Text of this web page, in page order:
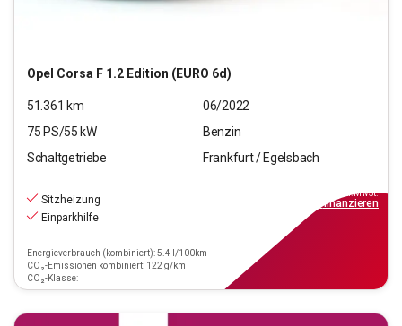
Opel Corsa F 1.2 Edition (EURO 6d)
51.361 km
06/2022
75 PS/55 kW
Benzin
Schaltgetriebe
Frankfurt / Egelsbach
Sitzheizung
Einparkhilfe
Energieverbrauch (kombiniert): 5.4 l/100km
CO₂-Emissionen kombiniert: 122 g/km
CO₂-Klasse:
inkl.MwSt.
finanzieren